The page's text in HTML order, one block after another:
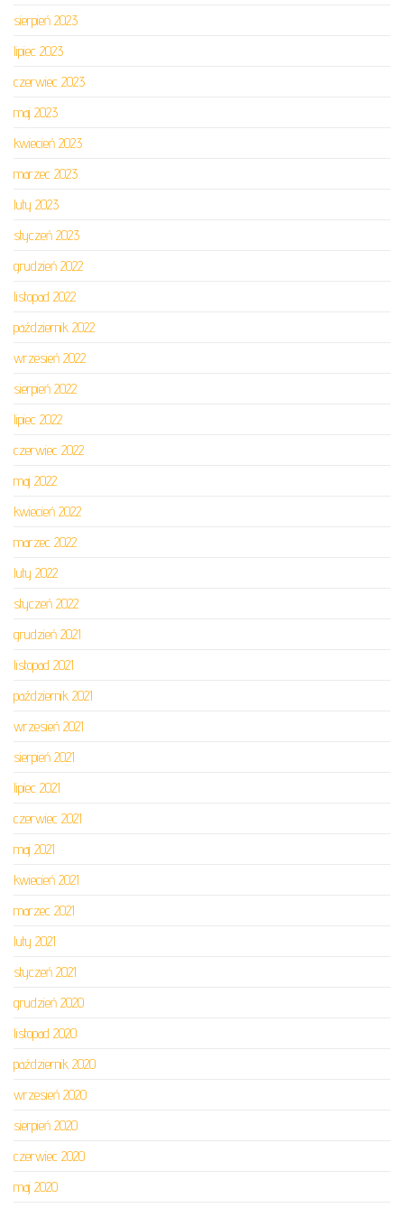
sierpień 2023
lipiec 2023
czerwiec 2023
maj 2023
kwiecień 2023
marzec 2023
luty 2023
styczeń 2023
grudzień 2022
listopad 2022
październik 2022
wrzesień 2022
sierpień 2022
lipiec 2022
czerwiec 2022
maj 2022
kwiecień 2022
marzec 2022
luty 2022
styczeń 2022
grudzień 2021
listopad 2021
październik 2021
wrzesień 2021
sierpień 2021
lipiec 2021
czerwiec 2021
maj 2021
kwiecień 2021
marzec 2021
luty 2021
styczeń 2021
grudzień 2020
listopad 2020
październik 2020
wrzesień 2020
sierpień 2020
czerwiec 2020
maj 2020